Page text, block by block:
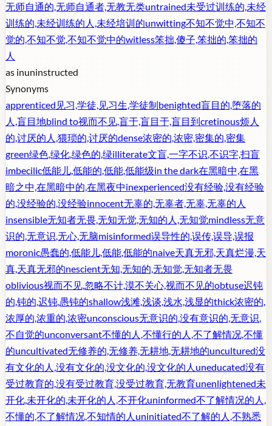
无师自通的,无师自通者,无教无类untrained未受过训练的,未经
训练的,未经训练的人,未经培训的unwitting不知不觉中,不知不
觉的,不知不觉,不知不觉中的witless笨拙,傻子,笨拙的,笨拙的
人
as inuninstructed
Synonyms
apprenticed 见习,学徒,见习生,学徒制benighted盲目的,堕落的
人,盲目地blind to视而不见,盲于,盲目于,盲目到cretinous烦人
的,讨厌的人,猥琐的,讨厌的dense浓密的,浓密,密集的,密集
green绿色,绿化,绿色的,绿illiterate文盲,一字不识,不识字,扫盲
imbecilic低能儿,低能的,低能,低能级in the dark在黑暗中,在黑
暗之中,在黑暗中的,在黑夜中inexperienced没有经验,没有经验
的,没经验的,没经验innocent无辜的,无辜者,无辜,无辜的人
insensible无知者无畏,无知无觉,无知的人,无知觉mindless无意
识的,无意识,无心,无脑misinformed误导性的,误传,误导,误报
moronic愚蠢的,低能儿,低能,低能的naive天真无邪,天真烂漫,天
真,天真无邪的nescient无知,无知的,无知觉,无知者无畏
oblivious视而不见,忽略不计,漠不关心,视而不见的obtuse迟钝
的,钝的,迟钝,愚钝的shallow浅滩,浅谈,浅水,浅显的thick浓密的,
浓厚的,浓重的,浓密unconscious无意识的,没有意识的,无意识,
不自觉的unconversant不懂的人,不懂行的人,不了解情况,不懂
的uncultivated无修养的,无修养,无耕地,无耕地的uncultured没
有文化的人,没有文化的,没文化的,没文化的人 uneducated没有
受过教育的,没有受过教育,没受过教育,无教育unenlightened未
开化,未开化的,未开化的人,不开化uninformed不了解情况的人,
不懂的,不了解情况,不知情的人 uninitiated不了解的人,不熟悉